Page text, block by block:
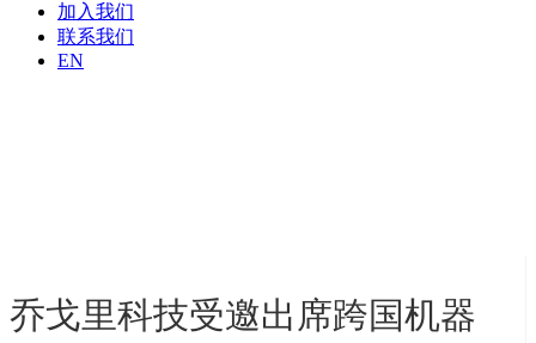
加入我们
联系我们
EN
乔戈里科技受邀出席跨国机器